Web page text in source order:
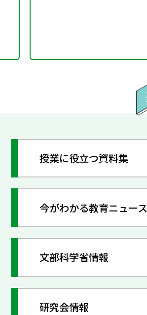
授業に役立つ資料集
今がわかる教育ニュース
文部科学省情報
研究会情報